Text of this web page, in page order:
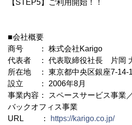
【STEP5】ご利用開始！！
■会社概要
商号 ： 株式会社Karigo
代表者 ： 代表取締役社長 片岡
所在地 ： 東京都中央区銀座7-14-
設立 ： 2006年8月
事業内容： スペースサービス事業
バックオフィス事業
URL ：
https://karigo.co.jp/